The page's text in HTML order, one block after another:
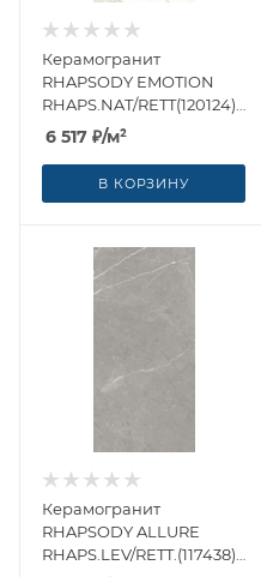
Керамогранит
RHAPSODY EMOTION
RHAPS.NAT/RETT(120124)
60x120 от Naxos Ceramica
(Италия)
6 517 ₽/м²
В КОРЗИНУ
Керамогранит
RHAPSODY ALLURE
RHAPS.LEV/RETT.(117438)